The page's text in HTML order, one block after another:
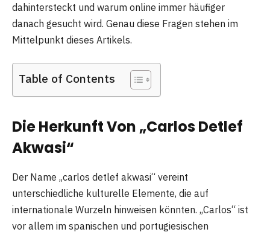
dahintersteckt und warum online immer häufiger
danach gesucht wird. Genau diese Fragen stehen im
Mittelpunkt dieses Artikels.
Table of Contents
Die Herkunft Von „Carlos Detlef
Akwasi“
Der Name „carlos detlef akwasi“ vereint
unterschiedliche kulturelle Elemente, die auf
internationale Wurzeln hinweisen könnten. „Carlos“ ist
vor allem im spanischen und portugiesischen